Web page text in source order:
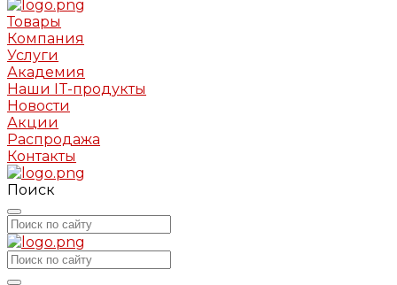
Товары
Компания
Услуги
Академия
Наши IT-продукты
Новости
Акции
Распродажа
Контакты
Поиск